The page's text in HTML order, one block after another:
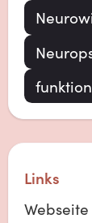
Links
Webseite